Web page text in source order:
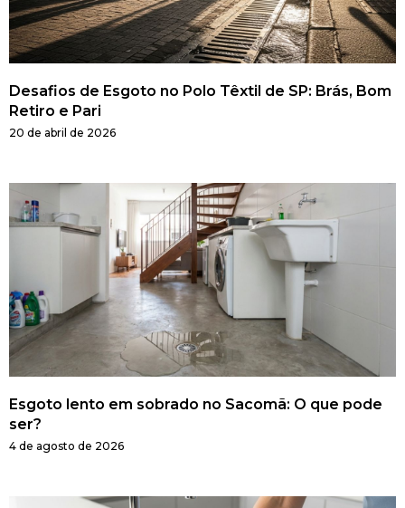
Desafios de Esgoto no Polo Têxtil de SP: Brás, Bom
Retiro e Pari
20 de abril de 2026
Esgoto lento em sobrado no Sacomã: O que pode
ser?
4 de agosto de 2026